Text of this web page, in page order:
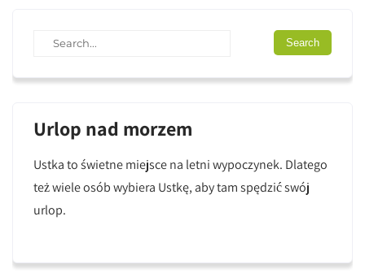
Urlop nad morzem
Ustka to świetne miejsce na letni wypoczynek. Dlatego
też wiele osób wybiera Ustkę, aby tam spędzić swój
urlop.